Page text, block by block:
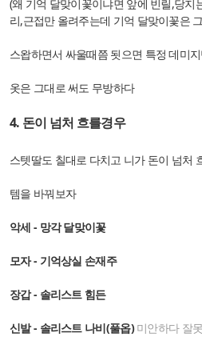
(왜 기억 달맞이꽃이냐면 앞에 빈릴,당지
리,근접만 올려주는데 기억 달맞이꽃은
스왑하면서 싸울때쯤 됫으면 특정 데미
옷은 그대로 써도 무방하다
4. 돈이 넘처 흐를경우
스텟딸도 칠대로 다치고 니가 돈이 넘처
템을 바꿔보자
악세 - 망각 달맞이꽃
모자 - 기억상실 손재주
장갑 - 솔리스트 힘든
신발 - 솔리스트 나비(풀옵)미안하다 잘